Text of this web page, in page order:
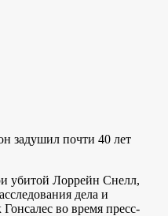
задушил почти 40 лет
убитой Лоррейн Снелл,
дела и
во время пресс-